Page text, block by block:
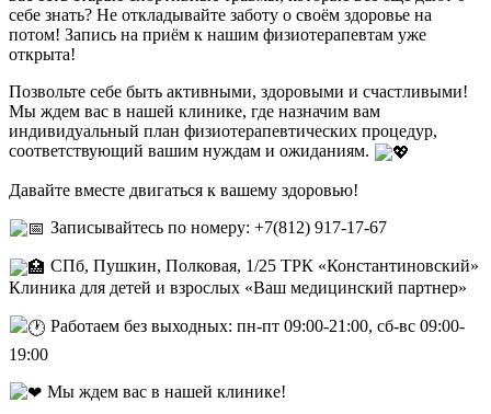
себе знать? Не откладывайте заботу о своём здоровье на
потом! Запись на приём к нашим физиотерапевтам уже
открыта!
Позвольте себе быть активными, здоровыми и счастливыми!
Мы ждем вас в нашей клинике, где назначим вам
индивидуальный план физиотерапевтических процедур,
соответствующий вашим нуждам и ожиданиям.
Давайте вместе двигаться к вашему здоровью!
Записывайтесь по номеру: +7(812) 917-17-67
СПб, Пушкин, Полковая, 1/25 ТРК «Константиновский»
Клиника для детей и взрослых «Ваш медицинский партнер»
Работаем без выходных: пн-пт 09:00-21:00, сб-вс 09:00-
19:00
Мы ждем вас в нашей клинике!